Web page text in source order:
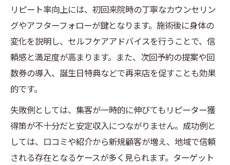
リピート率向上には、初回来院時の丁寧なカウンセリン
グやアフターフォローが鍵となります。施術後に身体の
変化を説明し、セルフケアアドバイスを行うことで、信
頼感と満足度が高まります。また、次回予約の提案や回
数券の導入、誕生日特典などで再来店を促すことも効果
的です。
失敗例としては、集客が一時的に伸びてもリピーター獲
得策が不十分だと安定収入につながりません。成功例と
しては、口コミや紹介から新規顧客が増え、地域で信頼
される存在となるケースが多く見られます。ターゲット